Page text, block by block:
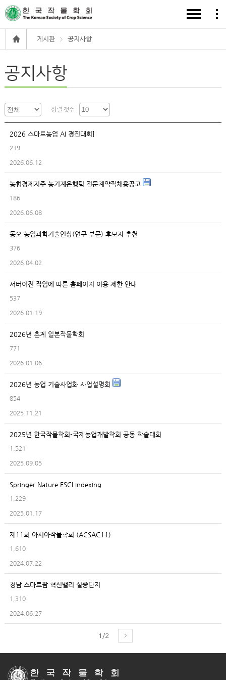
게시판 공지사항
공지사항
정렬 갯수
2026 스마트농업 AI 경진대회]
239
2026.06.12
농협경제지주 농기계은행팀 전문계약직채용공고
186
2026.06.08
동오 농업과학기술인상(연구 부문) 후보자 추천
376
2026.04.02
서버이전 작업에 따른 홈페이지 이용 제한 안내
537
2026.01.19
2026년 춘계 일본작물학회
771
2026.01.06
2026년 농업 기술사업화 사업설명회
854
2025.11.21
2025년 한국작물학회-국제농업개발학회 공동 학술대회
1,521
2025.09.05
Springer Nature ESCI indexing
1,229
2025.01.17
제11회 아시아작물학회 (ACSAC11)
1,610
2024.07.22
경남 스마트팜 혁신밸리 실증단지
1,310
2024.06.27
1/2